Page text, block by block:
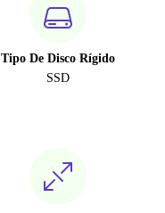
Tipo De Disco Rígido
SSD